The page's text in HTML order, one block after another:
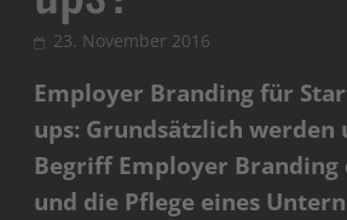
23. November 2016
Employer Branding für
ups: Grundsätzlich werden
Begriff Employer Branding
und die Pflege eines